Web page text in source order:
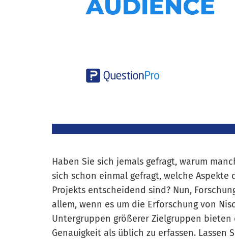
Haben Sie sich jemals gefragt, warum
sich schon einmal gefragt, welche
Projekts entscheidend sind? Nun,
allem, wenn es um die Erforschung von
Untergruppen größerer Zielgruppen
Genauigkeit als üblich zu erfassen.